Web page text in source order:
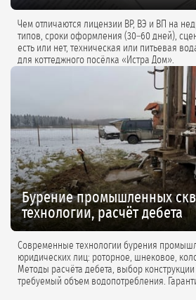
Чем отличаются лицензии ВР, ВЭ и ВП на
типов, сроки оформления (30–60 дней), сценарии выбора: скважина
есть или нет, техническая или питьевая
для коттеджного посёлка «Истра Дом».
Бурение промышленных
технологии, расчёт дебета
Современные технологии бурения
юридических лиц: роторное, шнековое, колонковое бурение.
Методы расчёта дебета, выбор
требуемый объем водопотребления.